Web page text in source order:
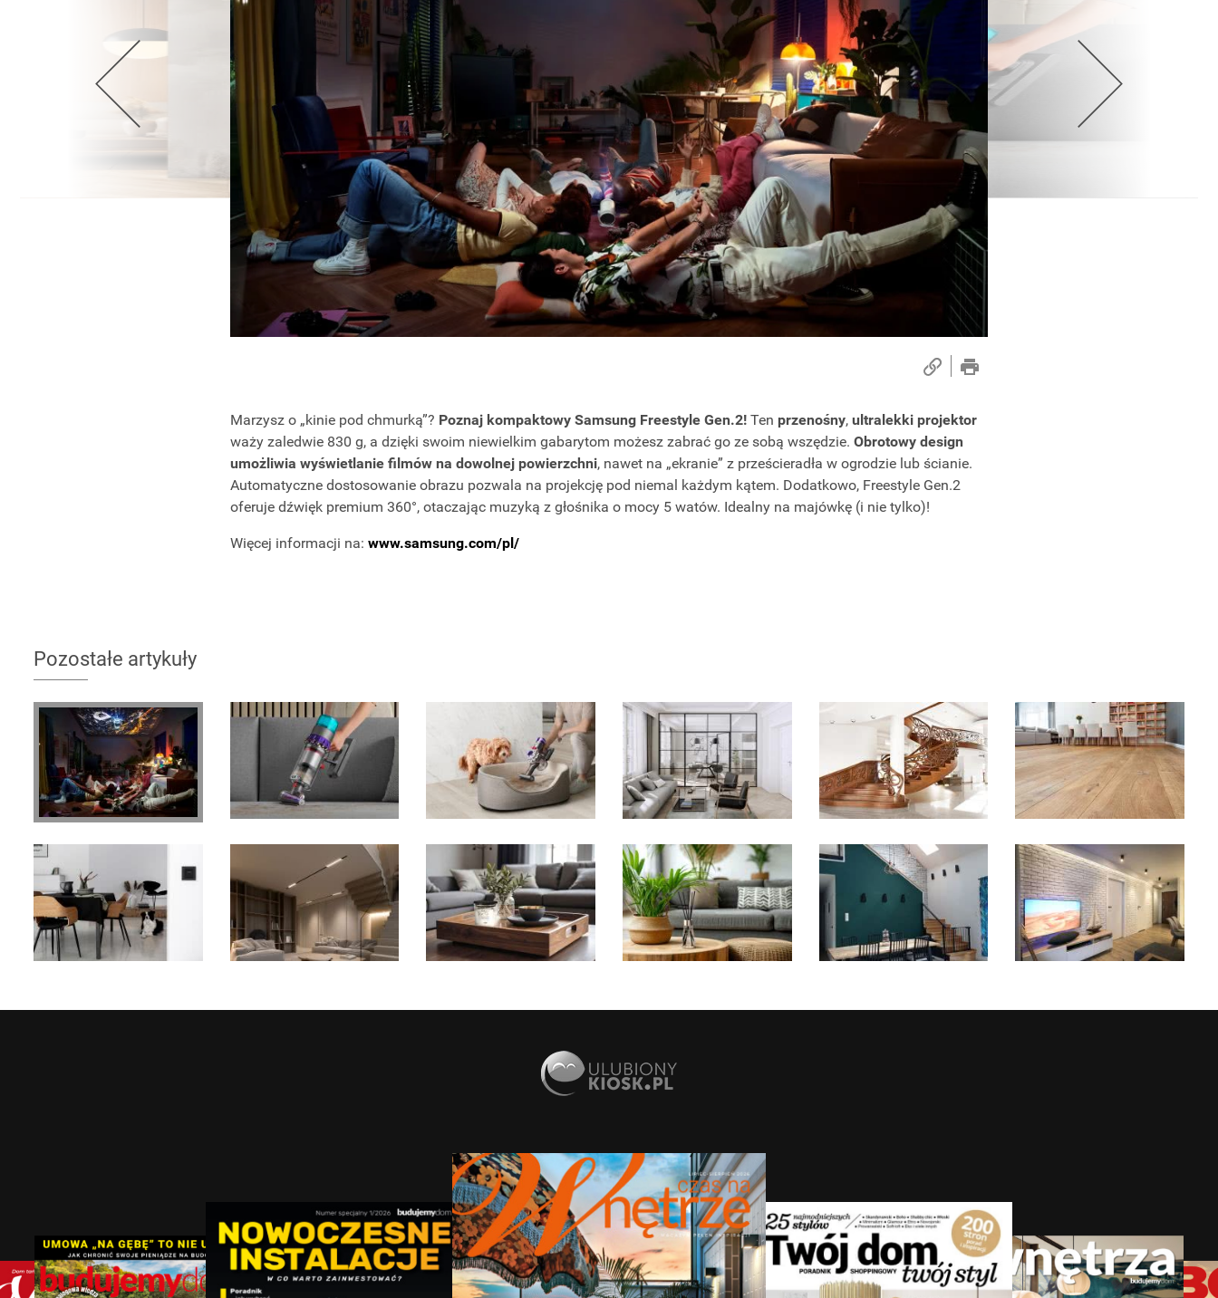
Wellnes
Marzysz o „kinie pod chmurką”? Poznaj kompaktowy Samsung Freestyle Gen.2!Ten przenośny, ultralekki projektor
waży zaledwie 830 g, a dzięki swoim niewielkim gabarytom możesz zabrać go ze sobą wszędzie. Obrotowy design
umożliwia wyświetlanie filmów na dowolnej powierzchni, nawet na „ekranie” z prześcieradła w ogrodzie lub ścianie.
Automatyczne dostosowanie obrazu pozwala na projekcję pod niemal każdym kątem. Dodatkowo, Freestyle Gen.2
oferuje dźwięk premium 360°, otaczając muzyką z głośnika o mocy 5 watów. Idealny na majówkę (i nie tylko)!
Więcej informacji na: www.samsung.com/pl/
Pozostałe artykuły